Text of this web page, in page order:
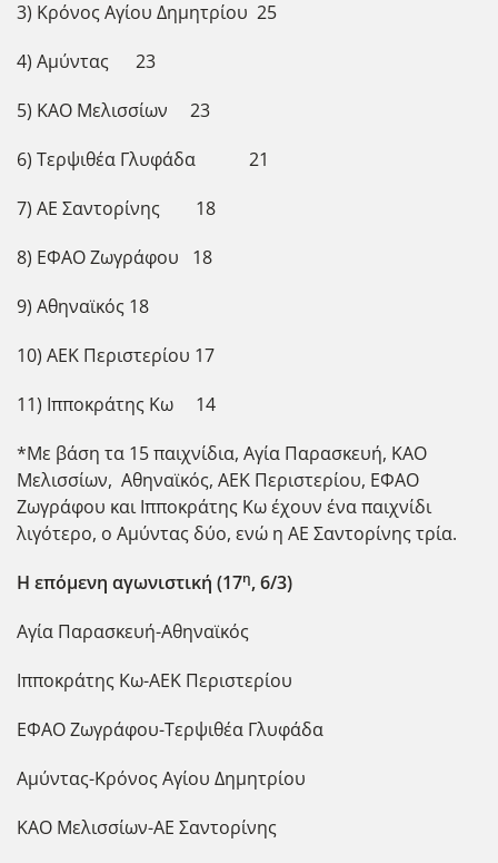
3) Κρόνος Αγίου Δημητρίου 25
4) Αμύντας 23
5) ΚΑΟ Μελισσίων 23
6) Τερψιθέα Γλυφάδα 21
7) ΑΕ Σαντορίνης 18
8) ΕΦΑΟ Ζωγράφου 18
9) Αθηναϊκός 18
10) ΑΕΚ Περιστερίου 17
11) Ιπποκράτης Κω 14
*Με βάση τα 15 παιχνίδια, Αγία Παρασκευή, ΚΑΟ
Μελισσίων, Αθηναϊκός, ΑΕΚ Περιστερίου, ΕΦΑΟ
Ζωγράφου και Ιπποκράτης Κω έχουν ένα παιχνίδι
λιγότερο, ο Αμύντας δύο, ενώ η ΑΕ Σαντορίνης τρία.
Η επόμενη αγωνιστική (17η, 6/3)
Αγία Παρασκευή-Αθηναϊκός
Ιπποκράτης Κω-ΑΕΚ Περιστερίου
ΕΦΑΟ Ζωγράφου-Τερψιθέα Γλυφάδα
Αμύντας-Κρόνος Αγίου Δημητρίου
ΚΑΟ Μελισσίων-ΑΕ Σαντορίνης